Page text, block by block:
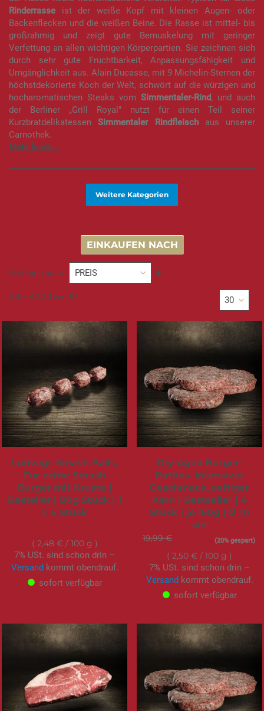
Rinderrasse ist der weiße Kopf mit kleinen Augen- oder
Backenflecken und die weißen Beine. Die Rasse ist mittel- bis
großrahmig und zeigt gute Bemuskelung mit geringer
Verfettung an allen wichtigen Körperpartien. Sie zeichnen sich
durch sehr gute Fruchtbarkeit, Anpassungsfähigkeit und
Umgänglichkeit aus. Alain Ducasse, mit 9 Michelin-Sternen der
höchstdekorierte Koch der Welt, schwört auf die würzigen und
hocharomatischen Steaks vom Simmentaler-Rind, und auch
der Berliner „Grill Royal" nutzt für einen Teil seiner
KurzbratdelikatessenSimmentaler Rindfleischaus unserer
Carnothek.
Weitere Kategorien
EINKAUFEN NACH
Sortieren nach
In
Artikel 1-30von 57
Ludwigs Smash Balls.
Für echte Smash
Burger mit Kruste |
Besteller | 80g Stück | 1
x 4 Stück
2,48 €/ 100 g
7% USt. sind schon drin –
Versandkommt obendrauf.
sofort verfügbar
Dry Aged Burger-
Patties. Intensiver
Geschmack, saftiger
Kern | Bestseller | 4
Stück | je 160g | Ø 10
cm
19,99 € Sonderangebot(20% gespart)
2,50 € / 100 g
7% USt. sind schon drin –
Versandkommt obendrauf.
sofort verfügbar